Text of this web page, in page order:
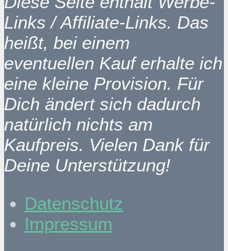
Links / Affiliate-Links. Das
heißt, bei einem
eventuellen Kauf erhalte ich
eine kleine Provision. Für
Dich ändert sich dadurch
natürlich nichts am
Kaufpreis. Vielen Dank für
Deine Unterstützung!
Datenschutz
Impressum